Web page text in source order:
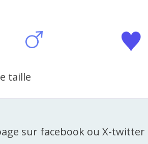
taille
sur facebook ou X-twitter